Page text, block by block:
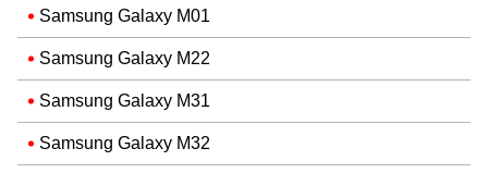
Samsung Galaxy M01
Samsung Galaxy M22
Samsung Galaxy M31
Samsung Galaxy M32